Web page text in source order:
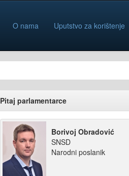
O nama Uputstvo za korištenje
Pitaj parlamentarce
Borivoj Obradović
SNSD
Narodni poslanik